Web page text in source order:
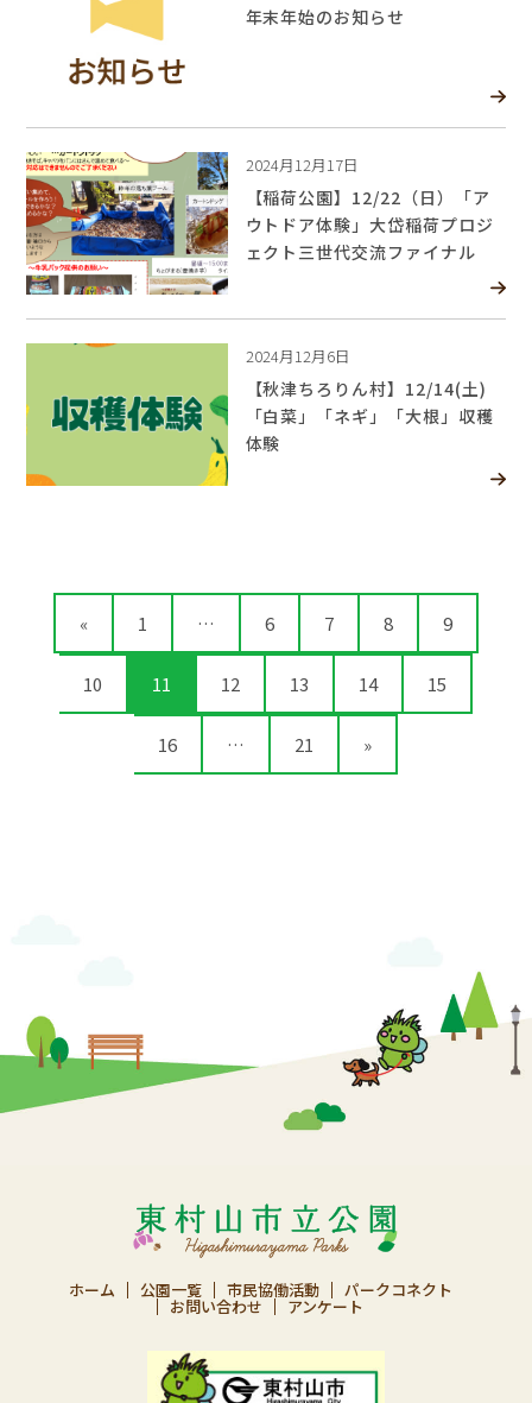
年末年始のお知らせ
2024月12月17日
【稲荷公園】12/22（日）「ア
ウトドア体験」大岱稲荷プロジ
ェクト三世代交流ファイナル
2024月12月6日
【秋津ちろりん村】12/14(土)
「白菜」「ネギ」「大根」収穫
体験
« 1 … 6 7 8 9
10 11 12 13 14 15
16 … 21 »
ホーム 公園一覧 市民協働活動 パークコネクト
お問い合わせ アンケート